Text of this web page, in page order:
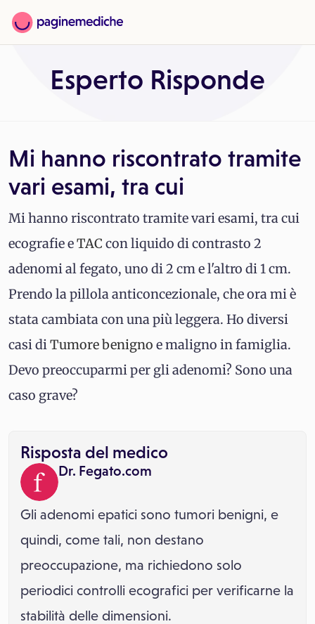
Esperto Risponde
Mi hanno riscontrato tramite
vari esami, tra cui
Mi hanno riscontrato tramite vari esami, tra cui
ecografie eTAC con liquido di contrasto 2
adenomi al fegato, uno di 2 cm e l'altro di 1 cm.
Prendo la pillola anticoncezionale, che ora mi è
stata cambiata con una più leggera. Ho diversi
casi diTumore benigno e maligno in famiglia.
Devo preoccuparmi per gli adenomi? Sono una
caso grave?
Risposta del medico
Dr. Fegato.com
Gli adenomi epatici sono tumori benigni, e
quindi, come tali, non destano
preoccupazione, ma richiedono solo
periodici controlli ecografici per verificarne la
stabilità delle dimensioni.